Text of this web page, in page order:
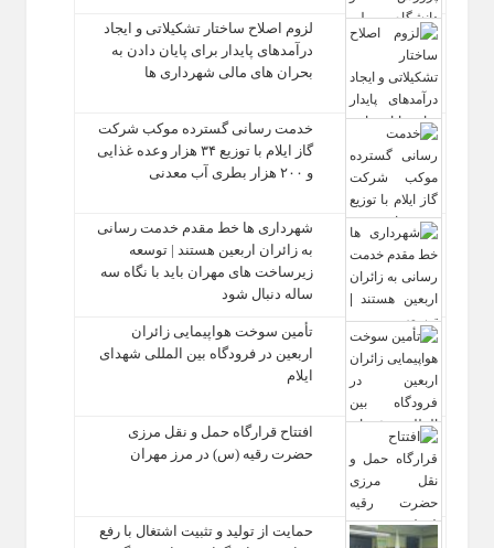
لزوم اصلاح ساختار تشکیلاتی و ایجاد
درآمدهای پایدار برای پایان دادن به
بحران‌ های مالی شهرداری‌ ها
خدمت رسانی گسترده موکب شرکت
گاز ایلام با توزیع ۳۴ هزار وعده غذایی
و ۲۰۰ هزار بطری آب معدنی
شهرداری‌ ها خط مقدم خدمت ‌رسانی
به زائران اربعین هستند | توسعه
زیرساخت ‌های مهران باید با نگاه سه‌
ساله دنبال شود
تأمین سوخت هواپیمایی زائران
اربعین در فرودگاه بین المللی شهدای
ایلام
افتتاح قرارگاه حمل‌ و نقل مرزی
حضرت رقیه (س) در مرز مهران
حمایت از تولید و تثبیت اشتغال با رفع